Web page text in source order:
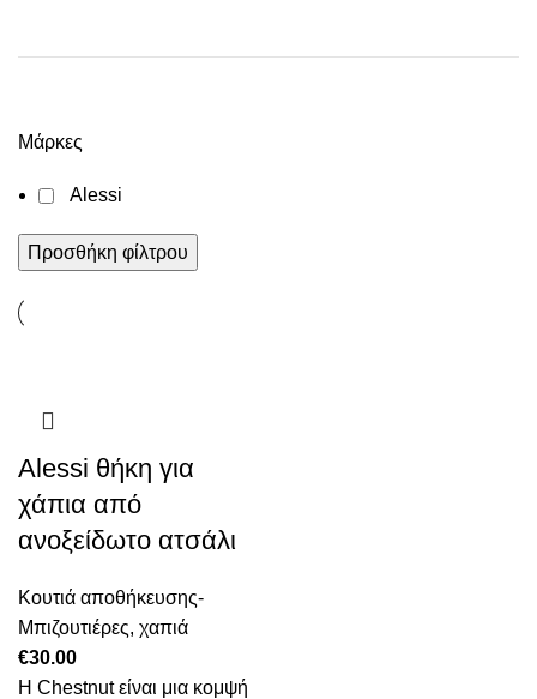
Μάρκες
Alessi
Προσθήκη φίλτρου
Alessi θήκη για
χάπια από
ανοξείδωτο ατσάλι
Κουτιά αποθήκευσης-
Μπιζουτιέρες, χαπιά
€30.00
Η Chestnut είναι μια κομψή